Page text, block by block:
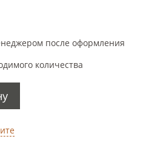
после оформления
количества